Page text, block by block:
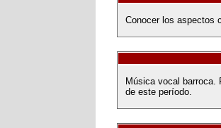
Conocer los aspectos
Música vocal
de este período.